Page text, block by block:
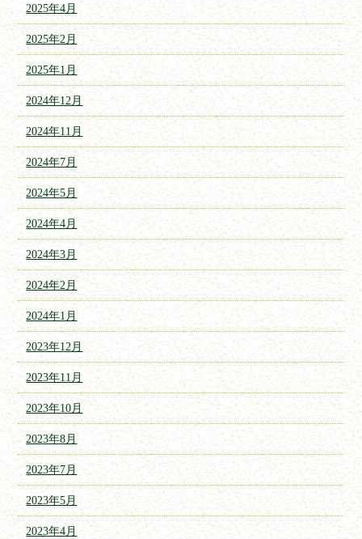
2025年4月
2025年2月
2025年1月
2024年12月
2024年11月
2024年7月
2024年5月
2024年4月
2024年3月
2024年2月
2024年1月
2023年12月
2023年11月
2023年10月
2023年8月
2023年7月
2023年5月
2023年4月